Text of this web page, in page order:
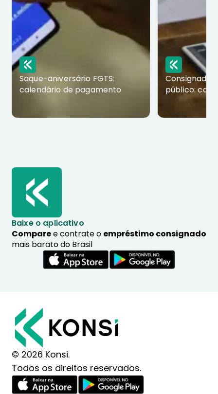
Saque-aniversário FGTS:
calendário de pagamento
Consignado
público:
Baixe o aplicativo
Comparee contrate o empréstimo consignado
mais barato do Brasil
© 2026 Konsi.
Todos os direitos reservados.